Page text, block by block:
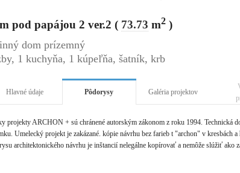
pod papájou 2 ver.2 ( 73.73 m2)
dom prízemný
1 kuchyňa, 1 kúpeľňa, šatník, krb
Hlavné údaje Pôdorysy Galéria projektov
projekty ARCHON + sú chránené autorským zákonom z roku 1994. Technická
Umelecký projekt je zakázané. kópie návrhu bez farieb t "archon" v kresbách
architektonického návrhu je inštancií nelegálne kopírovať a nemôže slúžiť ako